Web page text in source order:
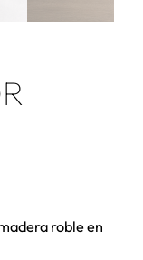
roble en